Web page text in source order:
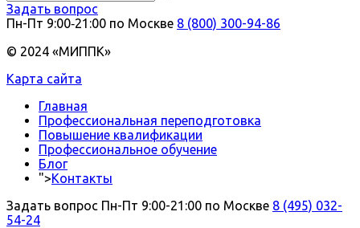
Задать вопрос
Пн-Пт 9:00‑21:00 по Москве 8 (800) 300-94-86
© 2024 «МИППК»
Карта сайта
Главная
Профессиональная переподготовка
Повышение квалификации
Профессиональное обучение
Блог
">Контакты
Задать вопрос Пн-Пт 9:00-21:00 по Москве 8 (495) 032-
54-24